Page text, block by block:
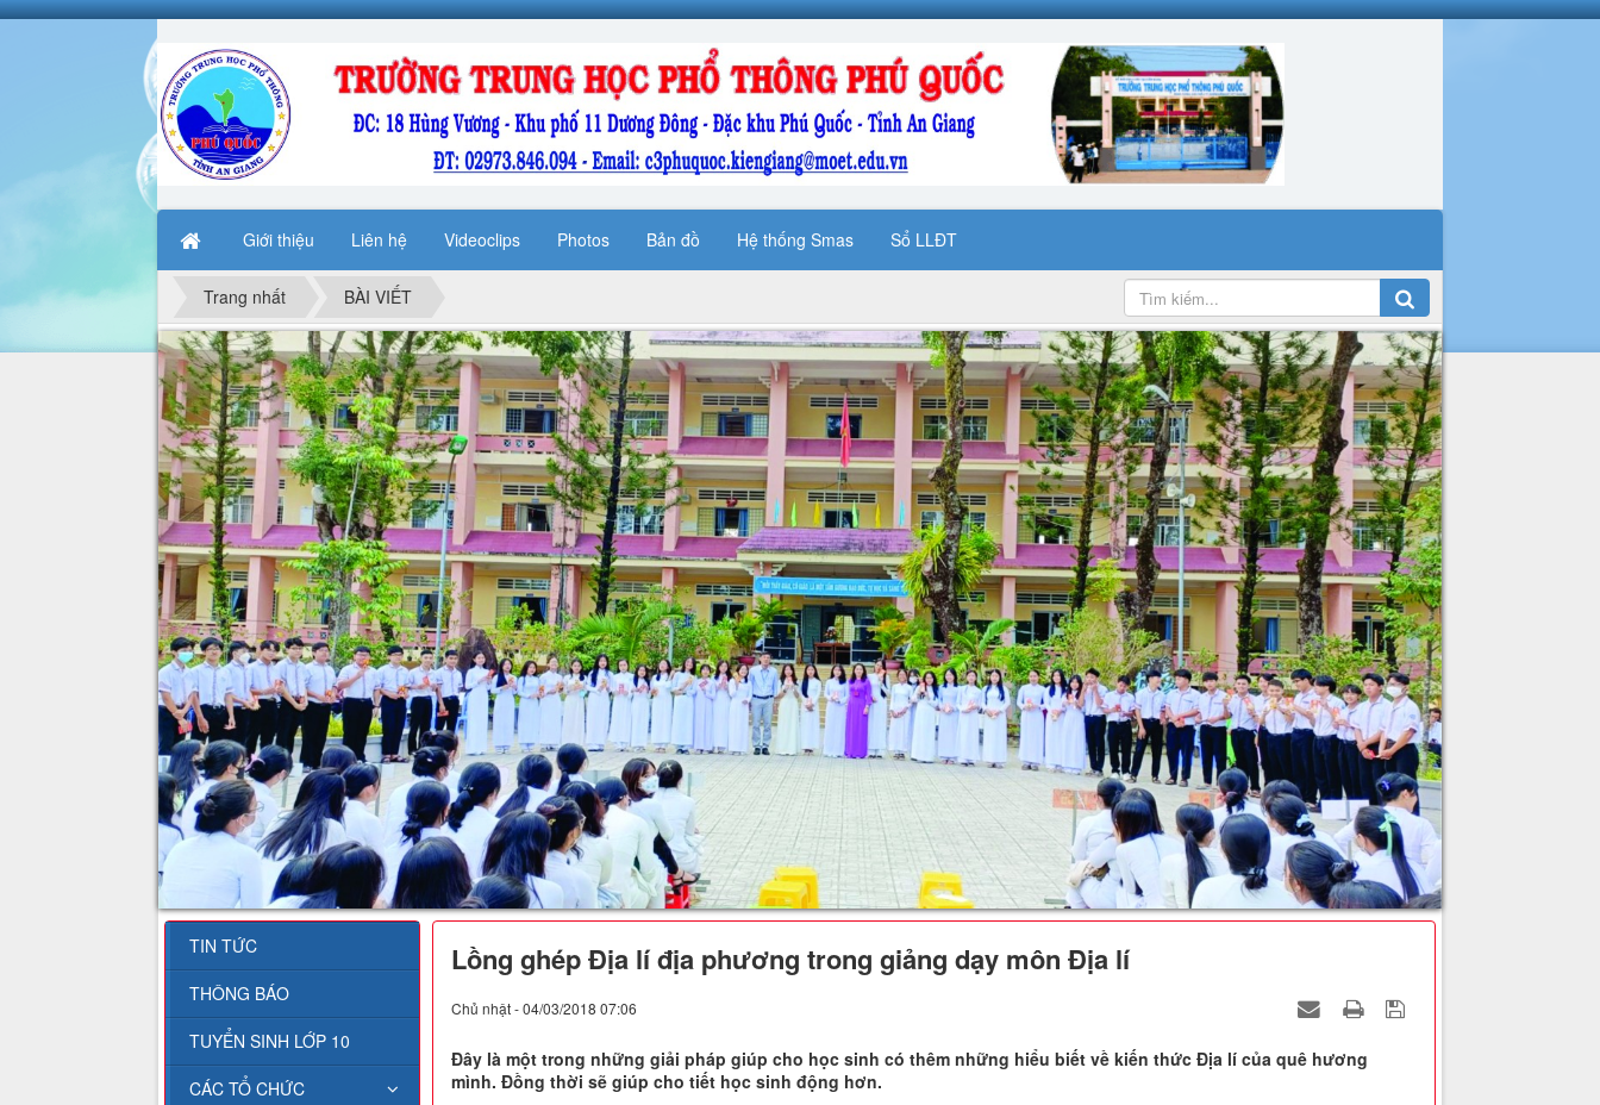
Giới thiệu Liên hệ Videoclips Photos Bản đồ Hệ thống Smas Sổ LLĐT
Trang nhất BÀI VIẾT
Lồng ghép Địa lí địa phương trong giảng dạy môn Địa lí
Chủ nhật - 04/03/2018 07:06
Đây là một trong những giải pháp giúp cho học sinh có thêm những hiểu biết về kiến thức Địa lí của quê hương
mình. Đồng thời sẽ giúp cho tiết học sinh động hơn.
TIN TỨC
THÔNG BÁO
TUYỂN SINH LỚP 10
CÁC TỔ CHỨC